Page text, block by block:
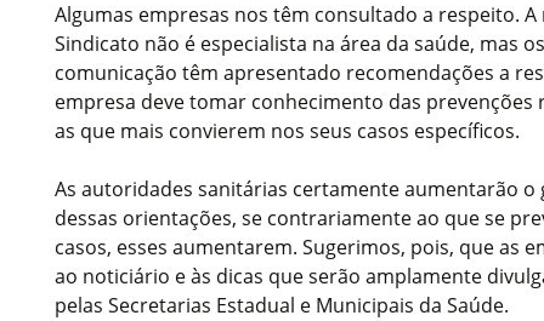
Algumas empresas nos têm consultado a respeito.
Sindicato não é especialista na área da saúde, mas
comunicação têm apresentado recomendações a
empresa deve tomar conhecimento das
as que mais convierem nos seus casos específicos.
As autoridades sanitárias certamente aumentarão o
dessas orientações, se contrariamente ao que se
casos, esses aumentarem. Sugerimos, pois, que as
ao noticiário e às dicas que serão amplamente
pelas Secretarias Estadual e Municipais da Saúde.